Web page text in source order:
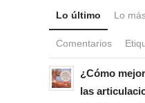
Lo último Lo
Comentarios
¿Cómo
las